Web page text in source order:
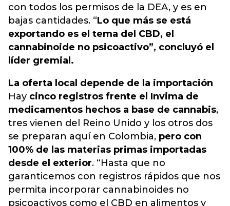
con todos los permisos de la DEA, y es en
bajas cantidades. “Lo que más se está
exportando es el tema del CBD, el
cannabinoide no psicoactivo”, concluyó el
líder gremial.
La oferta local depende de la importación
Hay cinco registros frente el Invima de
medicamentos hechos a base de cannabis,
tres vienen del Reino Unido y los otros dos
se preparan aquí en Colombia, pero con
100% de las materias primas importadas
desde el exterior. “Hasta que no
garanticemos con registros rápidos que nos
permita incorporar cannabinoides no
psicoactivos como el CBD en alimentos y